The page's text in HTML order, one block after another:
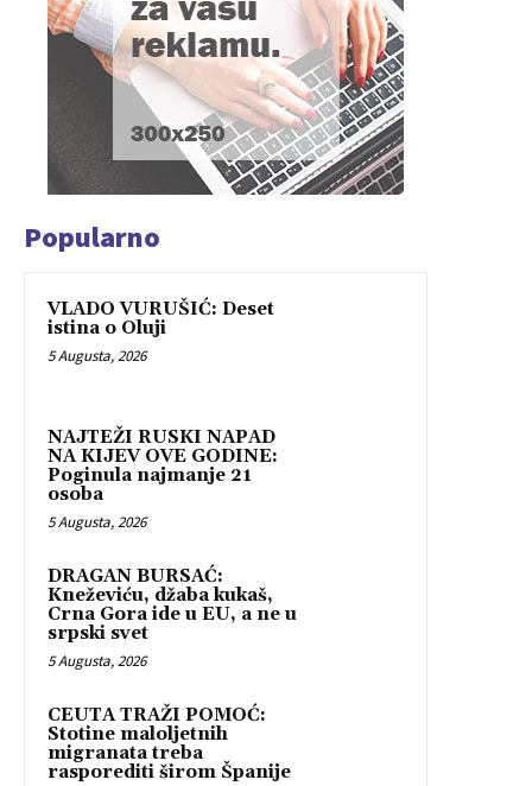
Popularno
VLADO VURUŠIĆ: Deset
istina o Oluji
5 Augusta, 2026
NAJTEŽI RUSKI NAPAD
NA KIJEV OVE GODINE:
Poginula najmanje 21
osoba
5 Augusta, 2026
DRAGAN BURSAĆ:
Kneževiću, džaba kukaš,
Crna Gora ide u EU, a ne u
srpski svet
5 Augusta, 2026
CEUTA TRAŽI POMOĆ:
Stotine maloljetnih
migranata treba
rasporediti širom Španije